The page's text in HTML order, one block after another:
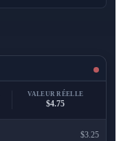
VALEUR RÉELLE
$4.75
$3.25